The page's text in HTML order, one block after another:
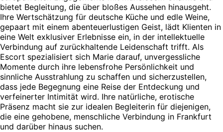
bietet Begleitung, die über bloßes Aussehen hinausgeht.
Ihre Wertschätzung für deutsche Küche und edle Weine,
gepaart mit einem abenteuerlustigen Geist, lädt Klienten in
eine Welt exklusiver Erlebnisse ein, in der intellektuelle
Verbindung auf zurückhaltende Leidenschaft trifft. Als
Escort spezialisiert sich Marie darauf, unvergessliche
Momente durch ihre lebensfrohe Persönlichkeit und
sinnliche Ausstrahlung zu schaffen und sicherzustellen,
dass jede Begegnung eine Reise der Entdeckung und
verfeinerter Intimität wird. Ihre natürliche, erotische
Präsenz macht sie zur idealen Begleiterin für diejenigen,
die eine gehobene, menschliche Verbindung in Frankfurt
und darüber hinaus suchen.